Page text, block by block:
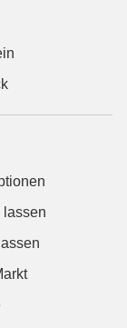
lassen